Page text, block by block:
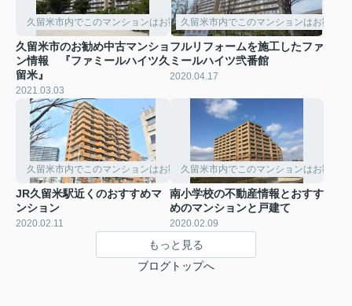
久留米市内でこのマンションはお勧めです
久留米市のお勧め中古マンショ
ン情報 『ファミールハイツ久
留米』
2021.03.03
久留米市内でこのマンションはお勧め
フルリフォームを施工したファ
ミールハイツ弐番館
2020.04.17
久留米市内でこのマンションはお勧めです
JR久留米駅近くのおすすめマ
ンション
2020.02.11
久留米市内でこのマンションはお勧め
南小学校の不動産情報とおすす
めのマンションと戸建て
2020.02.09
もっと見る
ブログトップへ